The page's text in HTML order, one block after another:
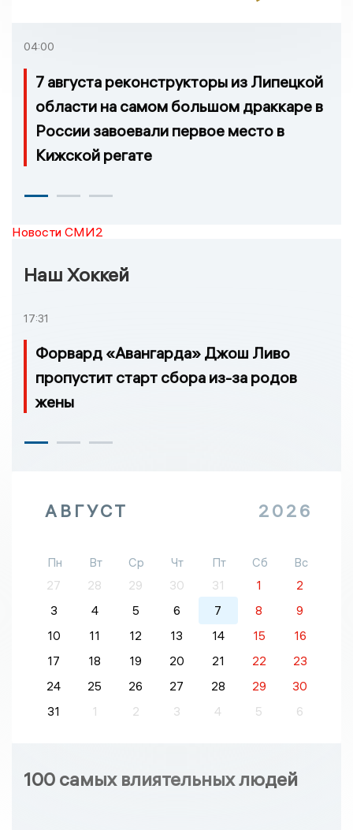
04:00
7 августа реконструкторы из Липецкой
области на самом большом драккаре в
России завоевали первое место в
Кижской регате
Новости СМИ2
Наш Хоккей
17:31
Форвард «Авангарда» Джош Ливо
пропустит старт сбора из-за родов
жены
АВГУСТ 2026
Пн Вт Ср Чт Пт Сб
Вс
27
28 29 30 31 1
2
3
4 5 6 7 8
9
10
11 12 13 14 15
16
17
18 19 20 21 22
23
24
25 26 27 28 29
30
31
1 2 3 4 5 6
100 самых влиятельных людей